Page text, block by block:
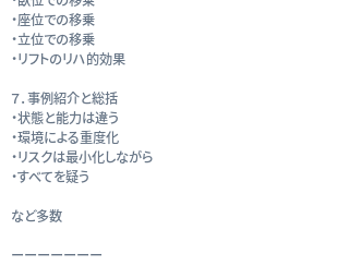
・座位での移乗
・立位での移乗
・リフトのリハ的効果
７．事例紹介と総括
・状態と能力は違う
・環境による重度化
・リスクは最小化しながら
・すべてを疑う
など多数
ーーーーーーー